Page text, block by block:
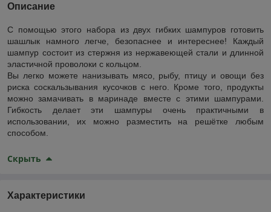
Описание
С помощью этого набора из двух гибких шампуров готовить
шашлык намного легче, безопаснее и интереснее! Каждый
шампур состоит из стержня из нержавеющей стали и длинной
эластичной проволоки с кольцом.
Вы легко можете нанизывать мясо, рыбу, птицу и овощи без
риска соскальзывания кусочков с него. Кроме того, продукты
можно замачивать в маринаде вместе с этими шампурами.
Гибкость делает эти шампуры очень практичными в
использовании, их можно разместить на решётке любым
способом.
Скрыть
Характеристики